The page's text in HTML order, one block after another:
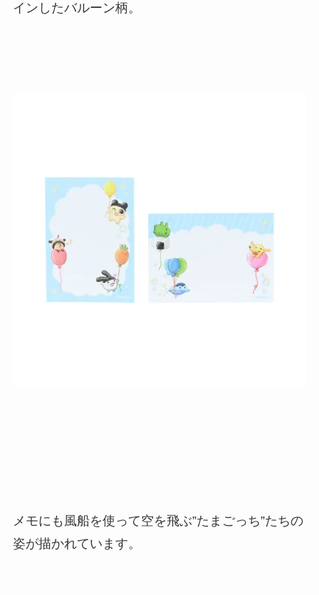
インしたバルーン柄。
メモにも風船を使って空を飛ぶ”たまごっち”たちの
姿が描かれています。